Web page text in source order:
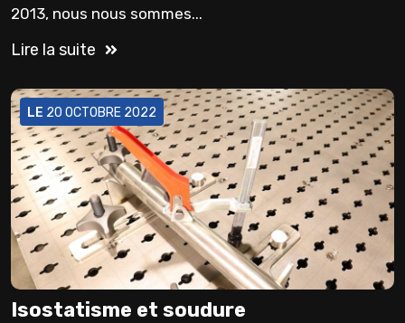
2013, nous nous sommes...
Lire la suite
Isostatisme et soudure
LE 20 OCTOBRE 2022